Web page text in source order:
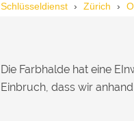
rufen. Techniker war schnell
D Daniel W. aus Uster
Schlüsseldienst Zürich
Die Farbhalde hat eine
Einbruch, dass wir